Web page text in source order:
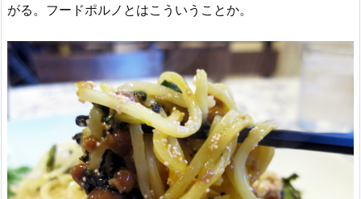
がる。フードポルノとはこういうことか。